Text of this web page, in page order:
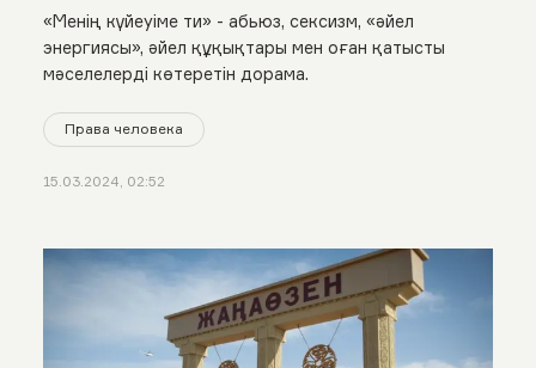
«Менің күйеуіме ти» - aбьюз, сексизм, «әйел
энергиясы», әйел құқықтары мен оған қатысты
мәселелерді көтеретін дорама.
Права человека
15.03.2024, 02:52